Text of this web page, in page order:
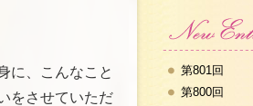
に、こんなこと
をさせていただ
第801回
第800回